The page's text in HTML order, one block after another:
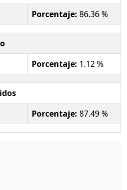
Porcentaje: 86.36 %
Porcentaje: 1.12 %
Porcentaje: 87.49 %